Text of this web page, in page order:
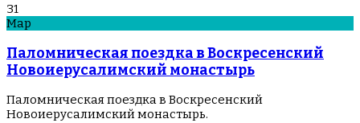
31
Мар
Паломническая поездка в Воскресенский
Новоиерусалимский монастырь
Паломническая поездка в Воскресенский
Новоиерусалимский монастырь.